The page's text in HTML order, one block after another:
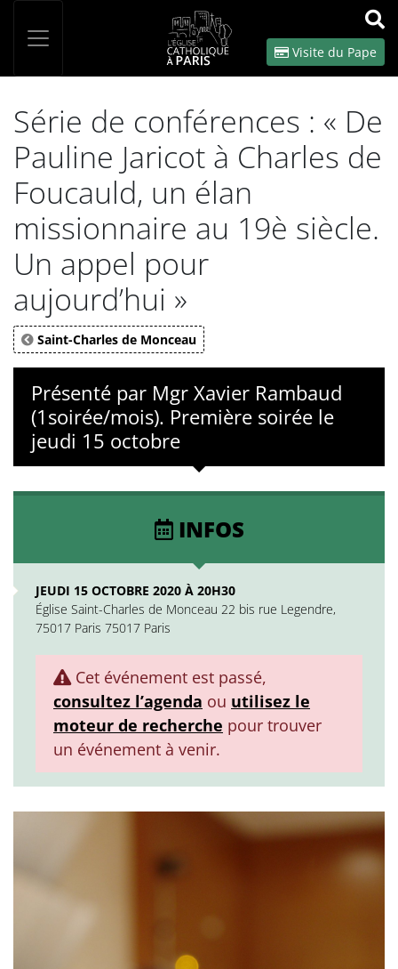
OK
Visite du Pape
Série de conférences : « De
Pauline Jaricot à Charles de
Foucauld, un élan
missionnaire au 19è siècle.
Un appel pour
aujourd’hui »
Saint-Charles de Monceau
Présenté par Mgr Xavier Rambaud
(1soirée/mois). Première soirée le
jeudi 15 octobre
INFOS
JEUDI 15 OCTOBRE 2020 À 20H30
Église Saint-Charles de Monceau 22 bis rue Legendre,
75017 Paris 75017 Paris
Cet événement est passé,
consultez l’agenda ou utilisez le
moteur de recherche pour trouver
un événement à venir.
Panneau de gestion des cookies